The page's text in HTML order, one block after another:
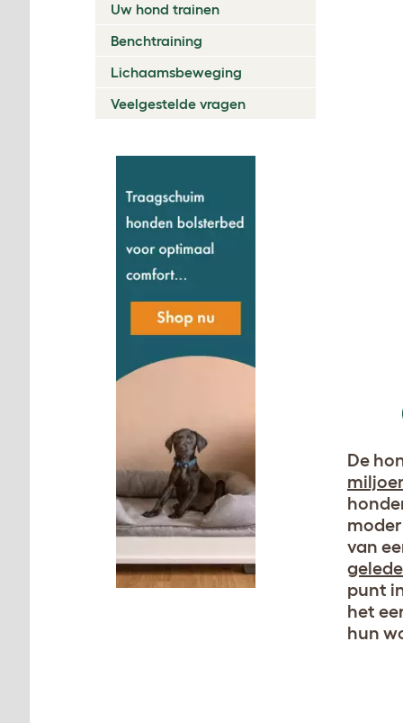
Uw hond trainen
Benchtraining
Lichaamsbeweging
Veelgestelde vragen
De
van
punt
het
hun